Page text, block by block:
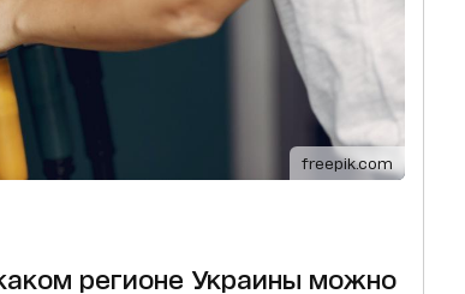
freepik.com
регионе Украины можно